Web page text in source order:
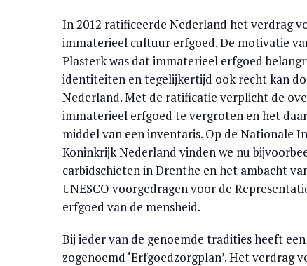
In 2012 ratificeerde Nederland het verdrag
immaterieel cultuur erfgoed. De motivatie
Plasterk was dat immaterieel erfgoed
identiteiten en tegelijkertijd ook recht kan
Nederland. Met de ratificatie verplicht de
immaterieel erfgoed te vergroten en het
middel van een inventaris. Op de Nationale
Koninkrijk Nederland vinden we nu
carbidschieten in Drenthe en het ambacht
UNESCO voorgedragen voor de
erfgoed van de mensheid.
Bij ieder van de genoemde tradities heeft
zogenoemd ‘Erfgoedzorgplan’. Het verdrag